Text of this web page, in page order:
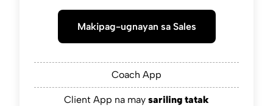
Makipag-ugnayan sa Sales
Coach App
Client App na may sariling tatak